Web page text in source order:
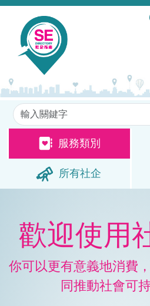
移至主內容
關鍵字
服務類別
所有社企
歡迎使用
你可以更有意義地消費
同推動社會可